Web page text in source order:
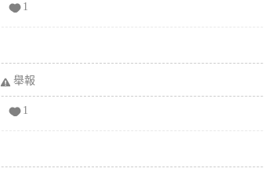
1
舉報
1